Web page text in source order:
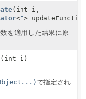
(int i,
<E>
を適用した結果に原
(int i)
で指定され